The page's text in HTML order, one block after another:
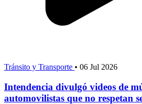
Tránsito y Transporte • 06 Jul 2026
Intendencia divulgó videos de
automovilistas que no respetan